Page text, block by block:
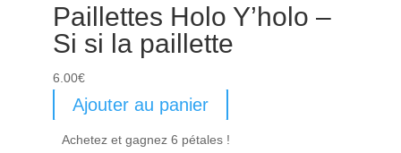
Paillettes Holo Y’holo –
Si si la paillette
6.00€
Ajouter au panier
Achetez et gagnez 6 pétales !